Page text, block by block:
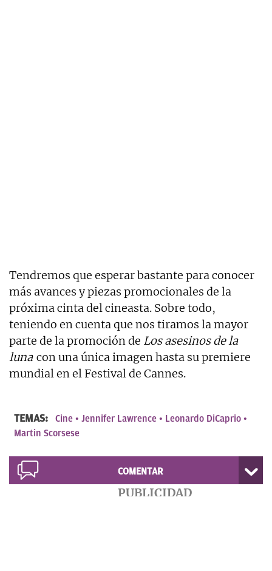
Tendremos que esperar bastante para conocer
más avances y piezas promocionales de la
próxima cinta del cineasta. Sobre todo,
teniendo en cuenta que nos tiramos la mayor
parte de la promoción de Los asesinos de la
luna con una única imagen hasta su premiere
mundial en el Festival de Cannes.
TEMAS: Cine Jennifer Lawrence
Leonardo DiCaprio
Martin Scorsese
COMENTAR